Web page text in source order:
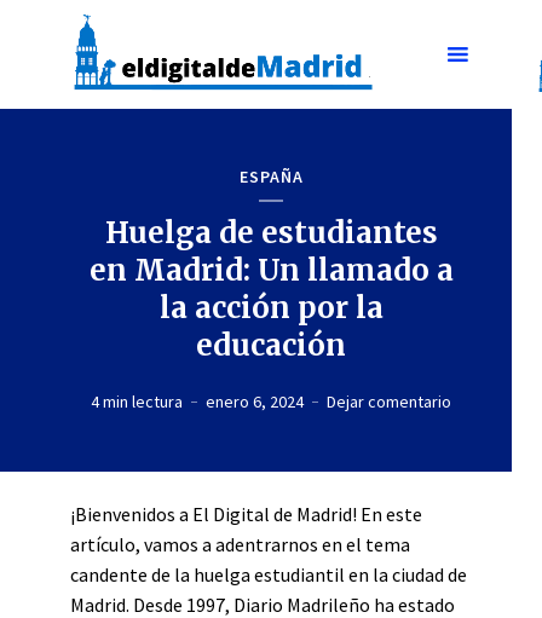
ESPAÑA
Huelga de estudiantes
en Madrid: Un llamado a
la acción por la
educación
4 min lectura enero 6, 2024 Dejar comentario
¡Bienvenidos a El Digital de Madrid! En este
artículo, vamos a adentrarnos en el tema
candente de la huelga estudiantil en la ciudad de
Madrid. Desde 1997, Diario Madrileño ha estado